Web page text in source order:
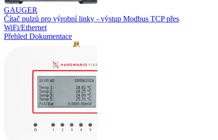
GAUGER
Čítač pulzů pro výrobní linky - výstup Modbus TCP přes
WiFi/Ethernet
Přehled Dokumentace